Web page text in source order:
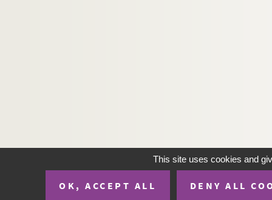
This site uses cookies and
OK, ACCEPT ALL DENY ALL